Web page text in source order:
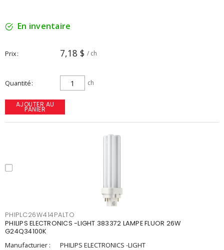
En inventaire
Prix 7,18 $ / ch
Quantité ch
AJOUTER AU
PANIER
PHIPLC26W414PALTO
PHILIPS ELECTRONICS -LIGHT 383372 LAMPE FLUOR 26W
G24Q34100K
Manufacturier :
PHILIPS ELECTRONICS -LIGHT